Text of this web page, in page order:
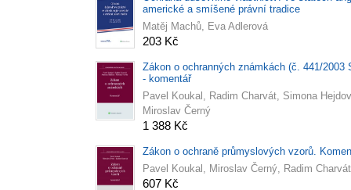
americké a smíšené právní tradice
Matěj Machů, Eva Adlerová
203 Kč
Zákon o ochranných známkách (č. 441/2003
- komentář
Pavel Koukal, Radim Charvát, Simona
Miroslav Černý
1 388 Kč
Zákon o ochraně průmyslových vzorů.
Pavel Koukal, Miroslav Černý, Radim Charvát
607 Kč